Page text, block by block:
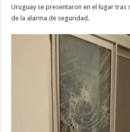
Uruguay se presentaron en el lugar tras
de la alarma de seguridad.